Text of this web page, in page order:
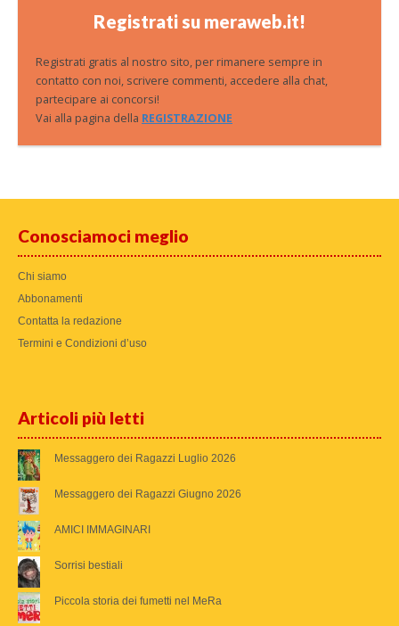
Registrati su meraweb.it!
Registrati gratis al nostro sito, per rimanere sempre in
contatto con noi, scrivere commenti, accedere alla chat,
partecipare ai concorsi!
Vai alla pagina della REGISTRAZIONE
Conosciamoci meglio
Chi siamo
Abbonamenti
Contatta la redazione
Termini e Condizioni d’uso
Articoli più letti
Messaggero dei Ragazzi Luglio 2026
Messaggero dei Ragazzi Giugno 2026
AMICI IMMAGINARI
Sorrisi bestiali
Piccola storia dei fumetti nel MeRa